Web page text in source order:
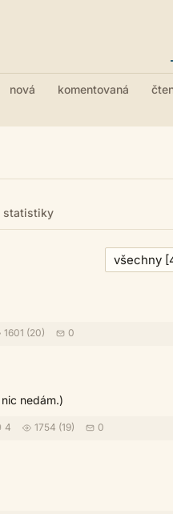
nová komentovaná
statistiky
1601 (20) 0
nedám.)
4 1754 (19) 0